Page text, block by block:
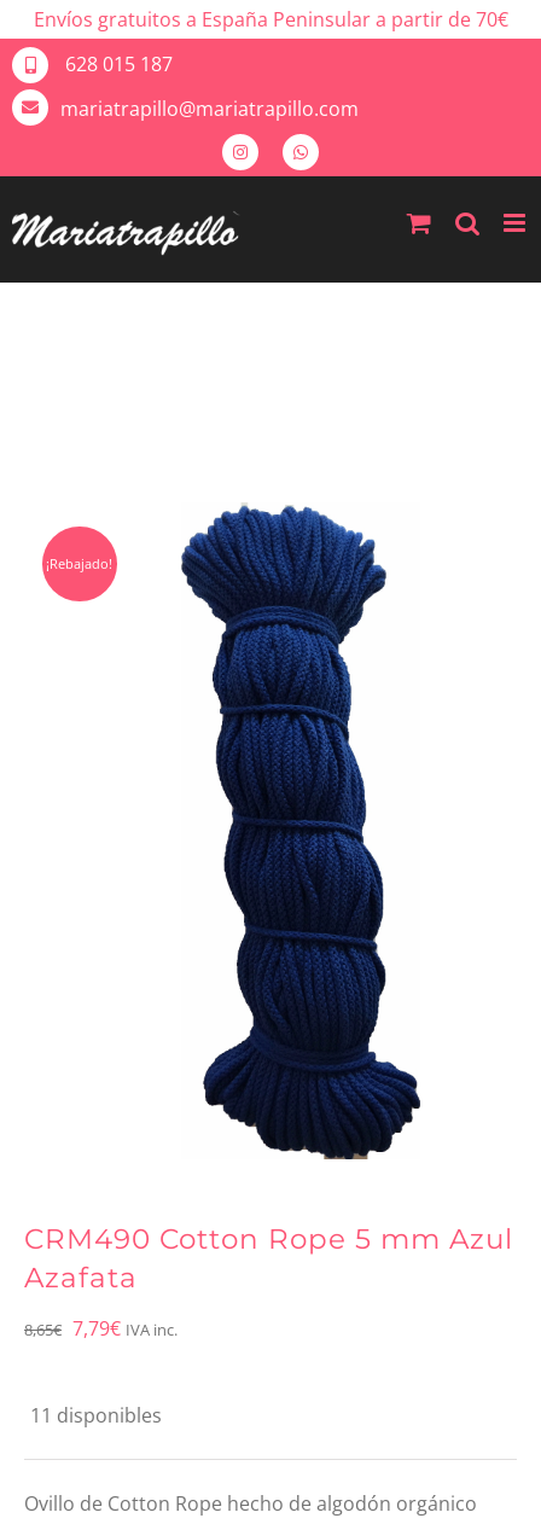
Envíos gratuitos a España Peninsular a partir de 70€
628 015 187
mariatrapillo@mariatrapillo.com
¡Rebajado!
CRM490 Cotton Rope 5 mm Azul
Azafata
8,65€ El
original
7,79€El
actual
IVA inc.
11 disponibles
Ovillo de Cotton Rope hecho de algodón orgánico